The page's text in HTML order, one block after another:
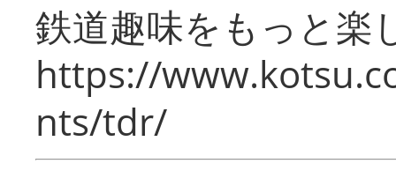
鉄道趣味をもっと楽
https://
nts/tdr/